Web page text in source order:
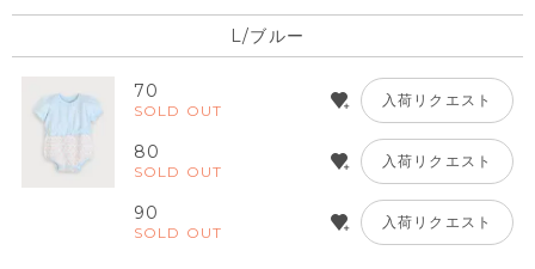
L/ブルー
70
SOLD OUT
入荷リクエスト
80
SOLD OUT
入荷リクエスト
90
SOLD OUT
入荷リクエスト